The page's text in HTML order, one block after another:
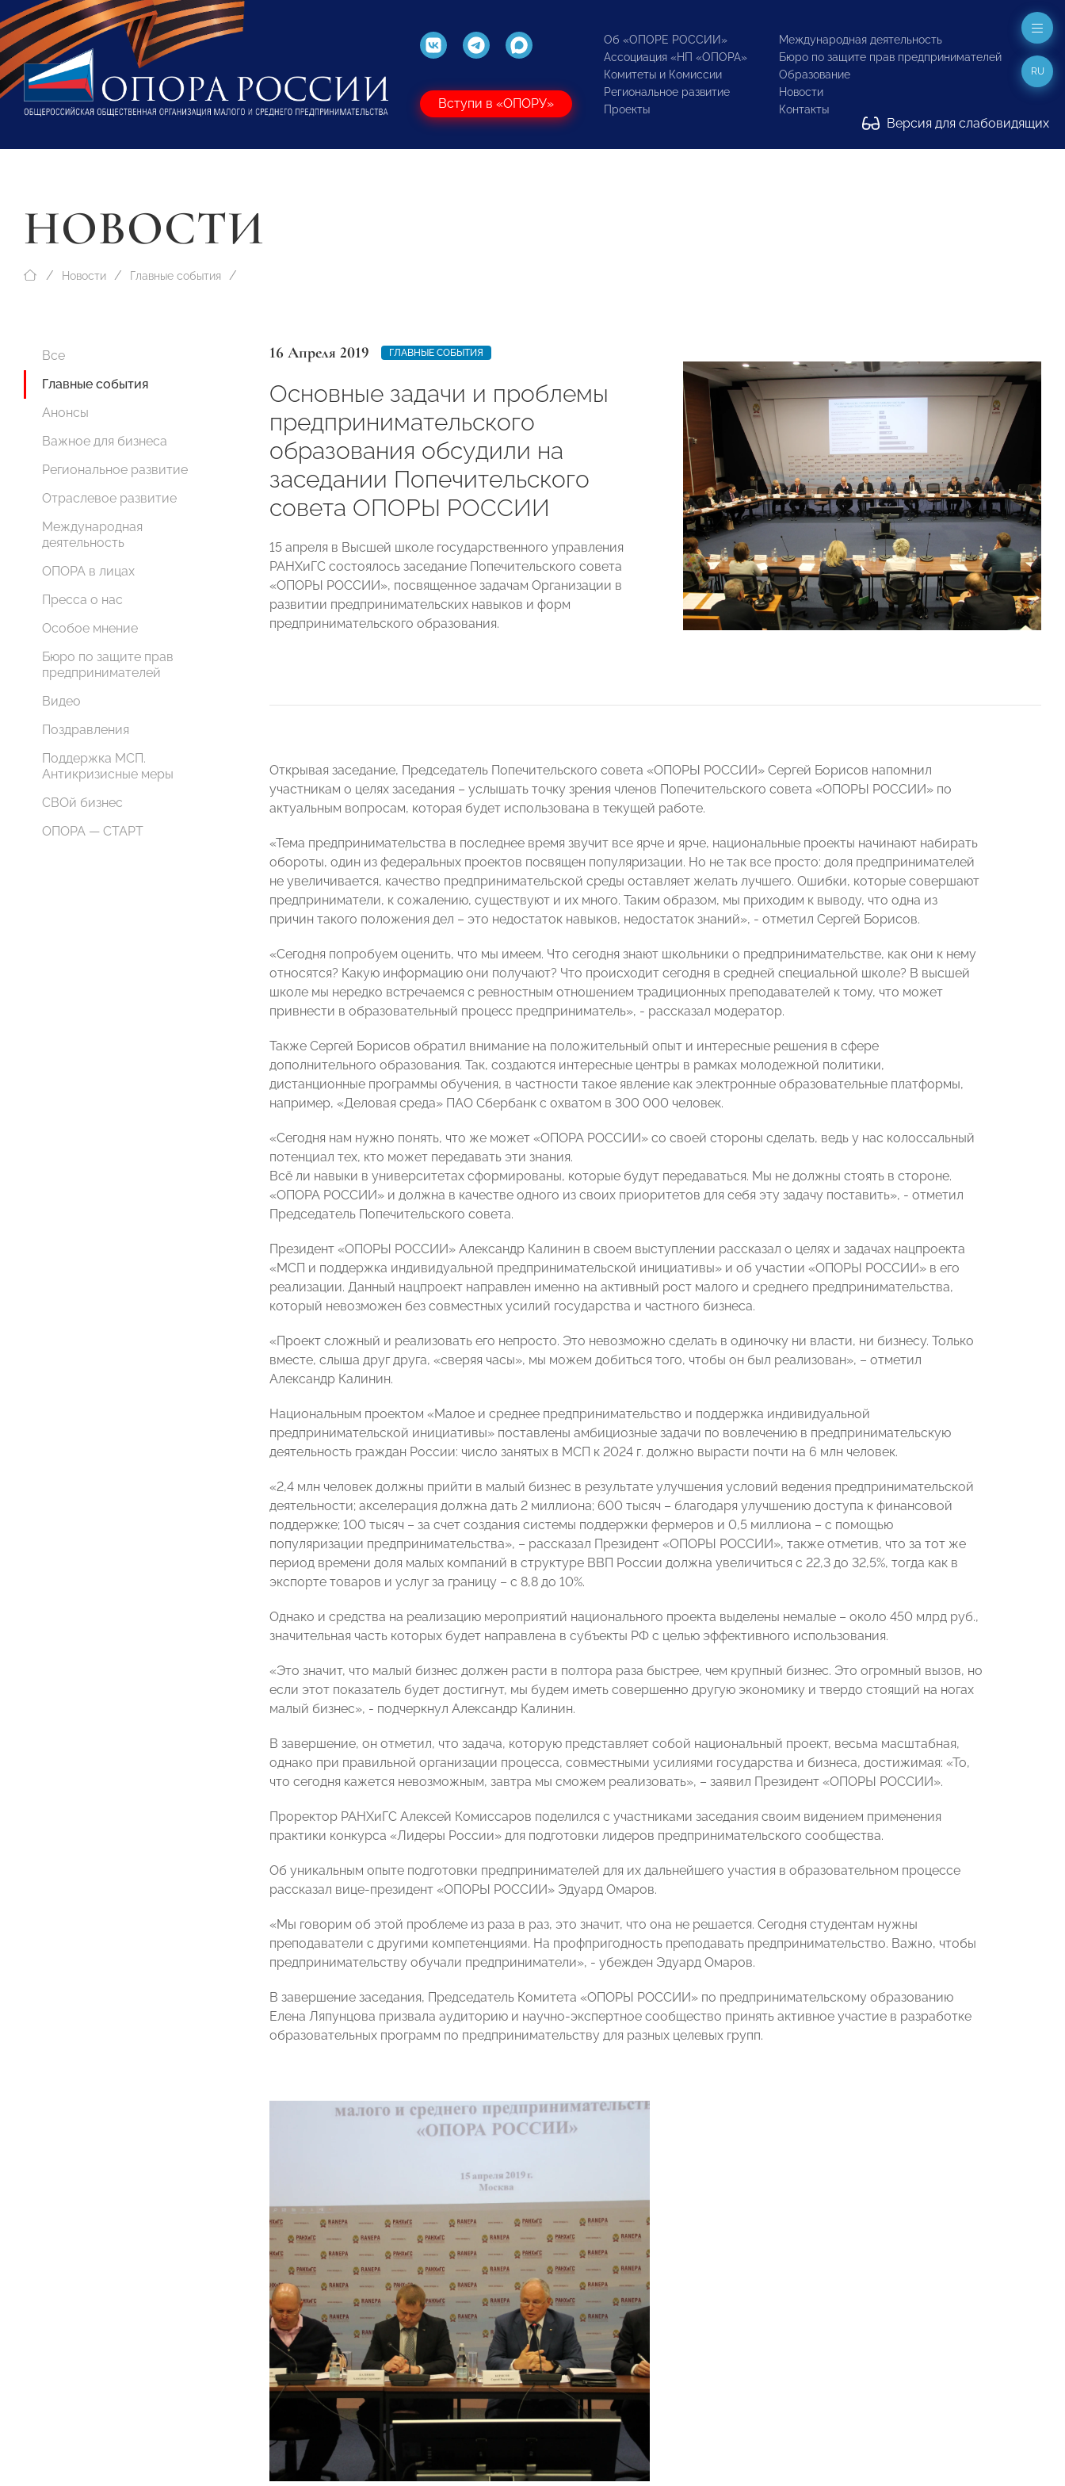
Вступи в «ОПОРУ»
Об «ОПОРЕ РОССИИ»
Ассоциация «НП «ОПОРА»
Комитеты и Комиссии
Региональное развитие
Проекты
Международная деятельность
Бюро по защите прав предпринимателей
Образование
Новости
Контакты
Версия для слабовидящих
RU
НОВОСТИ
Новости Главные события
Все
Главные события
Анонсы
Важное для бизнеса
Региональное развитие
Отраслевое развитие
Международная
деятельность
ОПОРА в лицах
Пресса о нас
Особое мнение
Бюро по защите прав
предпринимателей
Видео
Поздравления
Поддержка МСП.
Антикризисные меры
СВОй бизнес
ОПОРА — СТАРТ
16 Апреля 2019 ГЛАВНЫЕ СОБЫТИЯ
Основные задачи и проблемы
предпринимательского
образования обсудили на
заседании Попечительского
совета ОПОРЫ РОССИИ
15 апреля в Высшей школе государственного управления
РАНХиГС состоялось заседание Попечительского совета
«ОПОРЫ РОССИИ», посвященное задачам Организации в
развитии предпринимательских навыков и форм
предпринимательского образования.
Открывая заседание, Председатель Попечительского совета «ОПОРЫ РОССИИ» Сергей Борисов напомнил
участникам о целях заседания – услышать точку зрения членов Попечительского совета «ОПОРЫ РОССИИ» по
актуальным вопросам, которая будет использована в текущей работе.
«Тема предпринимательства в последнее время звучит все ярче и ярче, национальные проекты начинают набирать
обороты, один из федеральных проектов посвящен популяризации. Но не так все просто: доля предпринимателей
не увеличивается, качество предпринимательской среды оставляет желать лучшего. Ошибки, которые совершают
предприниматели, к сожалению, существуют и их много. Таким образом, мы приходим к выводу, что одна из
причин такого положения дел – это недостаток навыков, недостаток знаний», - отметил Сергей Борисов.
«Сегодня попробуем оценить, что мы имеем. Что сегодня знают школьники о предпринимательстве, как они к нему
относятся? Какую информацию они получают? Что происходит сегодня в средней специальной школе? В высшей
школе мы нередко встречаемся с ревностным отношением традиционных преподавателей к тому, что может
привнести в образовательный процесс предприниматель», - рассказал модератор.
Также Сергей Борисов обратил внимание на положительный опыт и интересные решения в сфере
дополнительного образования. Так, создаются интересные центры в рамках молодежной политики,
дистанционные программы обучения, в частности такое явление как электронные образовательные платформы,
например, «Деловая среда» ПАО Сбербанк с охватом в 300 000 человек.
«Сегодня нам нужно понять, что же может «ОПОРА РОССИИ» со своей стороны сделать, ведь у нас колоссальный
потенциал тех, кто может передавать эти знания.
Всё ли навыки в университетах сформированы, которые будут передаваться. Мы не должны стоять в стороне.
«ОПОРА РОССИИ» и должна в качестве одного из своих приоритетов для себя эту задачу поставить», - отметил
Председатель Попечительского совета.
Президент «ОПОРЫ РОССИИ» Александр Калинин в своем выступлении рассказал о целях и задачах нацпроекта
«МСП и поддержка индивидуальной предпринимательской инициативы» и об участии «ОПОРЫ РОССИИ» в его
реализации. Данный нацпроект направлен именно на активный рост малого и среднего предпринимательства,
который невозможен без совместных усилий государства и частного бизнеса.
«Проект сложный и реализовать его непросто. Это невозможно сделать в одиночку ни власти, ни бизнесу. Только
вместе, слыша друг друга, «сверяя часы», мы можем добиться того, чтобы он был реализован», – отметил
Александр Калинин.
Национальным проектом «Малое и среднее предпринимательство и поддержка индивидуальной
предпринимательской инициативы» поставлены амбициозные задачи по вовлечению в предпринимательскую
деятельность граждан России: число занятых в МСП к 2024 г. должно вырасти почти на 6 млн человек.
«2,4 млн человек должны прийти в малый бизнес в результате улучшения условий ведения предпринимательской
деятельности; акселерация должна дать 2 миллиона; 600 тысяч – благодаря улучшению доступа к финансовой
поддержке; 100 тысяч – за счет создания системы поддержки фермеров и 0,5 миллиона – с помощью
популяризации предпринимательства», – рассказал Президент «ОПОРЫ РОССИИ», также отметив, что за тот же
период времени доля малых компаний в структуре ВВП России должна увеличиться с 22,3 до 32,5%, тогда как в
экспорте товаров и услуг за границу – с 8,8 до 10%.
Однако и средства на реализацию мероприятий национального проекта выделены немалые – около 450 млрд руб.,
значительная часть которых будет направлена в субъекты РФ с целью эффективного использования.
«Это значит, что малый бизнес должен расти в полтора раза быстрее, чем крупный бизнес. Это огромный вызов, но
если этот показатель будет достигнут, мы будем иметь совершенно другую экономику и твердо стоящий на ногах
малый бизнес», - подчеркнул Александр Калинин.
В завершение, он отметил, что задача, которую представляет собой национальный проект, весьма масштабная,
однако при правильной организации процесса, совместными усилиями государства и бизнеса, достижимая: «То,
что сегодня кажется невозможным, завтра мы сможем реализовать», – заявил Президент «ОПОРЫ РОССИИ».
Проректор РАНХиГС Алексей Комиссаров поделился с участниками заседания своим видением применения
практики конкурса «Лидеры России» для подготовки лидеров предпринимательского сообщества.
Об уникальным опыте подготовки предпринимателей для их дальнейшего участия в образовательном процессе
рассказал вице-президент «ОПОРЫ РОССИИ» Эдуард Омаров.
«Мы говорим об этой проблеме из раза в раз, это значит, что она не решается. Сегодня студентам нужны
преподаватели с другими компетенциями. На профпригодность преподавать предпринимательство. Важно, чтобы
предпринимательству обучали предприниматели», - убежден Эдуард Омаров.
В завершение заседания, Председатель Комитета «ОПОРЫ РОССИИ» по предпринимательскому образованию
Елена Ляпунцова призвала аудиторию и научно-экспертное сообщество принять активное участие в разработке
образовательных программ по предпринимательству для разных целевых групп.